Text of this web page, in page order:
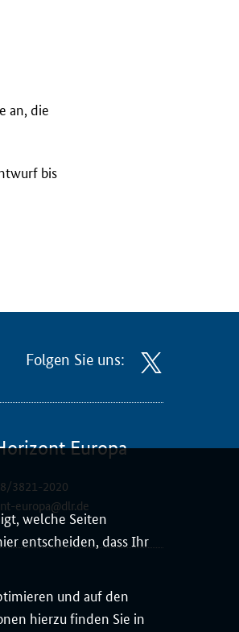
welche Seiten
entscheiden, dass Ihr
und auf den
hierzu finden Sie in
an, die
bis
Folgen Sie uns:
Europa
3821-2020
europa@dlr.de